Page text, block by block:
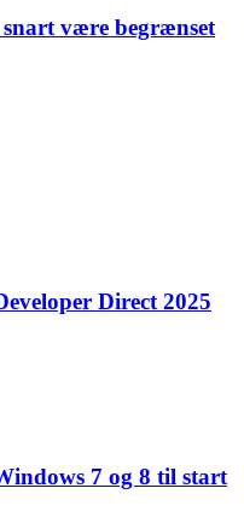
være begrænset
Direct 2025
7 og 8 til start